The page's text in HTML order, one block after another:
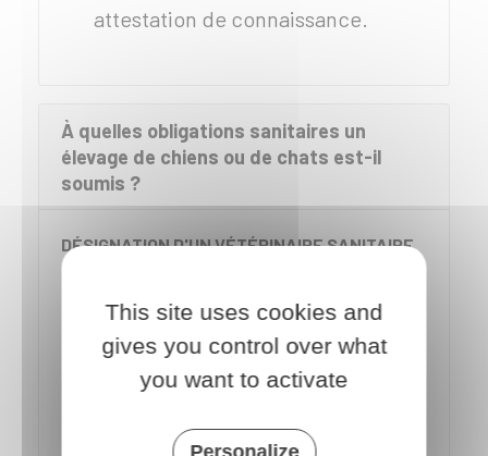
attestation de connaissance.
À quelles obligations sanitaires un
élevage de chiens ou de chats est-il
soumis ?
DÉSIGNATION D'UN VÉTÉRINAIRE SANITAIRE
sanitaire . La déclaration s'effectue au
moyen du formulaire cerfa n°15983 :
Désignation du vétérinaire sanitaire
This site uses cookies and
gives you control over what
you want to activate
Personalize